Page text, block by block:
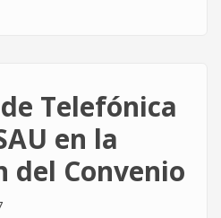
Telefónica
en la
del Convenio